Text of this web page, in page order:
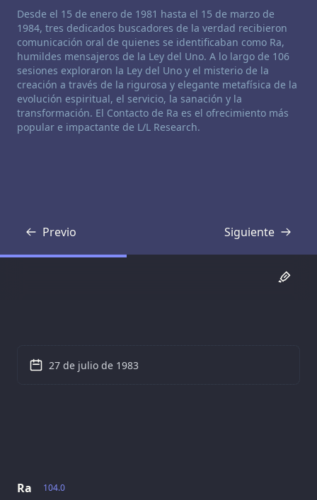
Descargo de responsabilidad de canalización:
Desde el 15 de enero de 1981 hasta el 15 de marzo de
1984, tres dedicados buscadores de la verdad recibieron
comunicación oral de quienes se identificaban como Ra,
humildes mensajeros de la Ley del Uno. A lo largo de 106
sesiones exploraron la Ley del Uno y el misterio de la
creación a través de la rigurosa y elegante metafísica de la
evolución espiritual, el servicio, la sanación y la
transformación. El Contacto de Ra es el ofrecimiento más
popular e impactante de L/L Research.
Previo
Transcripción Siguiente
Transcripción
104.0
Ra
27 de julio de 1983